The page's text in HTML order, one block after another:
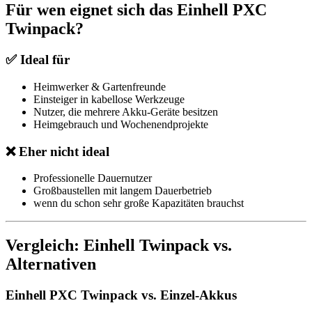
Für wen eignet sich das Einhell PXC
Twinpack?
✅ Ideal für
Heimwerker & Gartenfreunde
Einsteiger in kabellose Werkzeuge
Nutzer, die mehrere Akku-Geräte besitzen
Heimgebrauch und Wochenendprojekte
❌ Eher nicht ideal
Professionelle Dauernutzer
Großbaustellen mit langem Dauerbetrieb
wenn du schon sehr große Kapazitäten brauchst
Vergleich: Einhell Twinpack vs.
Alternativen
Einhell PXC Twinpack vs. Einzel-Akkus